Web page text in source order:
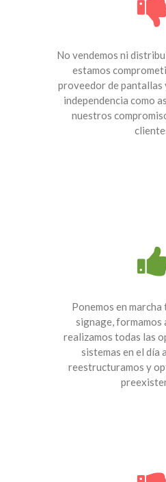
No vendemos ni
estamos
proveedor de pantallas
independencia como
nuestros
Ponemos en
signage, formamos
realizamos todas las
sistemas en el día
reestructuramos y